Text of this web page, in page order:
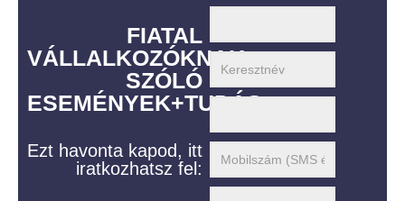
FIATAL
VÁLLALKOZÓKNAK
SZÓLÓ
ESEMÉNYEK+TUDÁS
Ezt havonta kapod, itt
iratkozhatsz fel: